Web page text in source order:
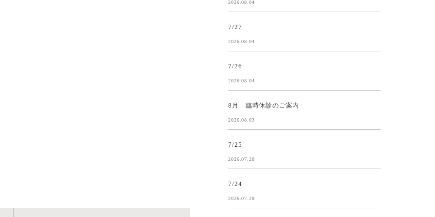
2026.08.04
7/27
2026.08.04
7/26
2026.08.04
8月 臨時休診のご案内
2026.08.03
7/25
2026.07.28
7/24
2026.07.28